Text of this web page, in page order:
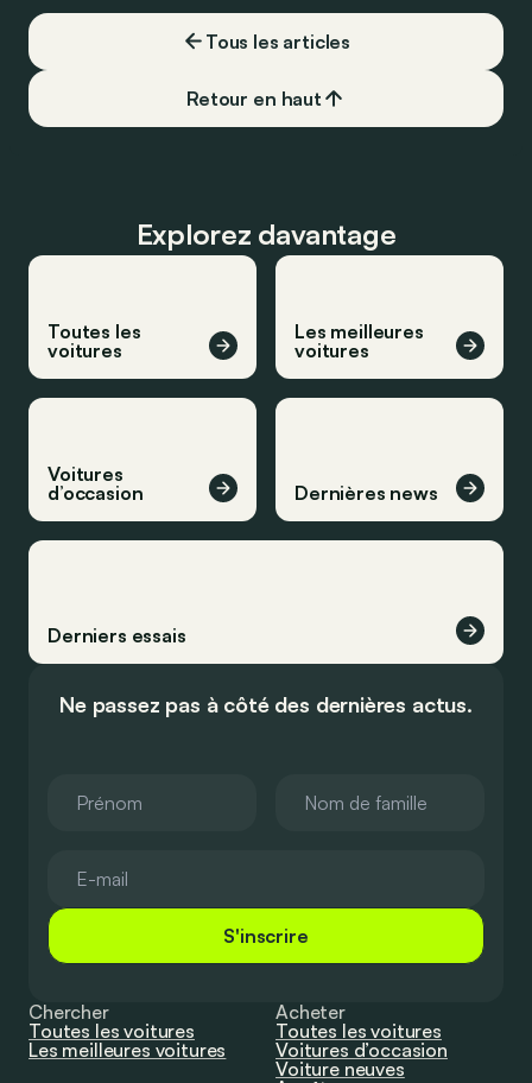
Tous les articles
Retour en haut
Explorez davantage
Toutes les
voitures
Les meilleures
voitures
Voitures
d’occasion
Dernières news
Derniers essais
Ne passez pas à côté des dernières actus.
S'inscrire
Chercher
Toutes les voitures
Les meilleures voitures
Acheter
Toutes les voitures
Voitures d’occasion
Voiture neuves